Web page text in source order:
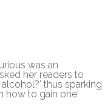
was an
her readers to
thus sparking
how to gain one'